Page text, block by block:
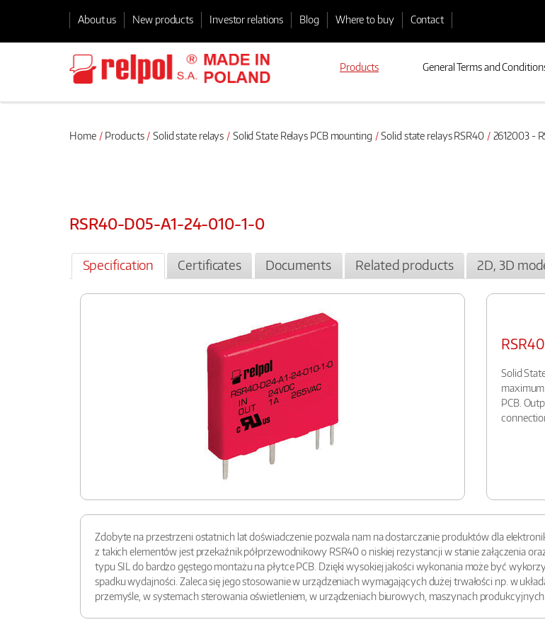
About us New products Investor relations Blog Where to buy Contact
Products General Terms and
Home Products Solid state relays Solid State Relays PCB mounting Solid state relays RSR40 2612003 -
RSR40-D05-A1-24-010-1-0
Specification Certificates Documents Related products 2D, 3D
Solid
PCB.
Zdobyte na przestrzeni ostatnich lat doświadczenie pozwala nam na dostarczanie produktów dla
z takich elementów jest przekaźnik półprzewodnikowy RSR40 o niskiej rezystancji w stanie załączenia
typu SIL do bardzo gęstego montażu na płytce PCB. Dzięki wysokiej jakości wykonania może być
spadku wydajności. Zaleca się jego stosowanie w urządzeniach wymagających dużej trwałości np. w
przemyśle, w systemach sterowania oświetleniem, w urządzeniach biurowych, maszynach produkcyjnych.